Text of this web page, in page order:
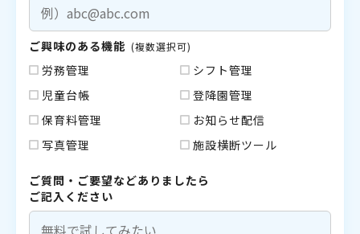
ご興味のある機能 (複数選択可)
労務管理
シフト管理
児童台帳
登降園管理
保育料管理
お知らせ配信
写真管理
施設横断ツール
ご質問・ご要望などありましたら
ご記入ください